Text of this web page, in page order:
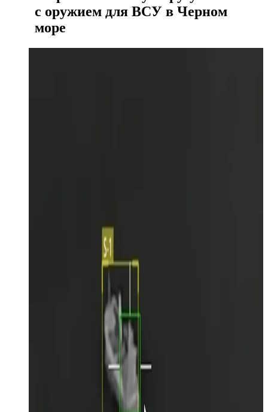
с оружием для ВСУ в Черном
море